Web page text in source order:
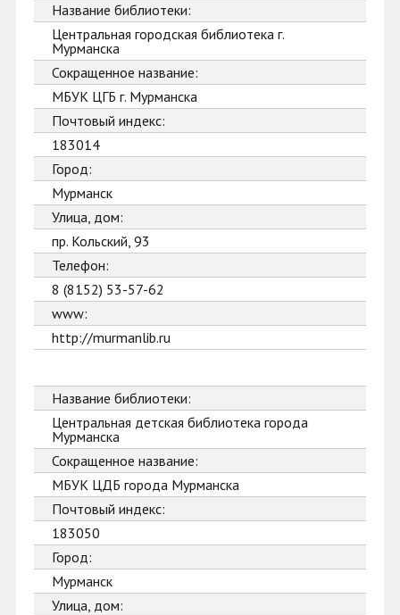
Название библиотеки:
Центральная городская библиотека г.
Мурманска
Сокращенное название:
МБУК ЦГБ г. Мурманска
Почтовый индекс:
183014
Город:
Мурманск
Улица, дом:
пр. Кольский, 93
Телефон:
8 (8152) 53-57-62
www:
http://murmanlib.ru
Название библиотеки:
Центральная детская библиотека города
Мурманска
Сокращенное название:
МБУК ЦДБ города Мурманска
Почтовый индекс:
183050
Город:
Мурманск
Улица, дом: